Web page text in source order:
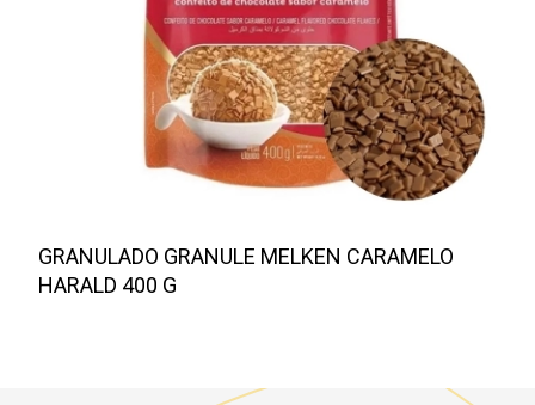
GRANULADO GRANULE MELKEN CARAMELO
HARALD 400 G